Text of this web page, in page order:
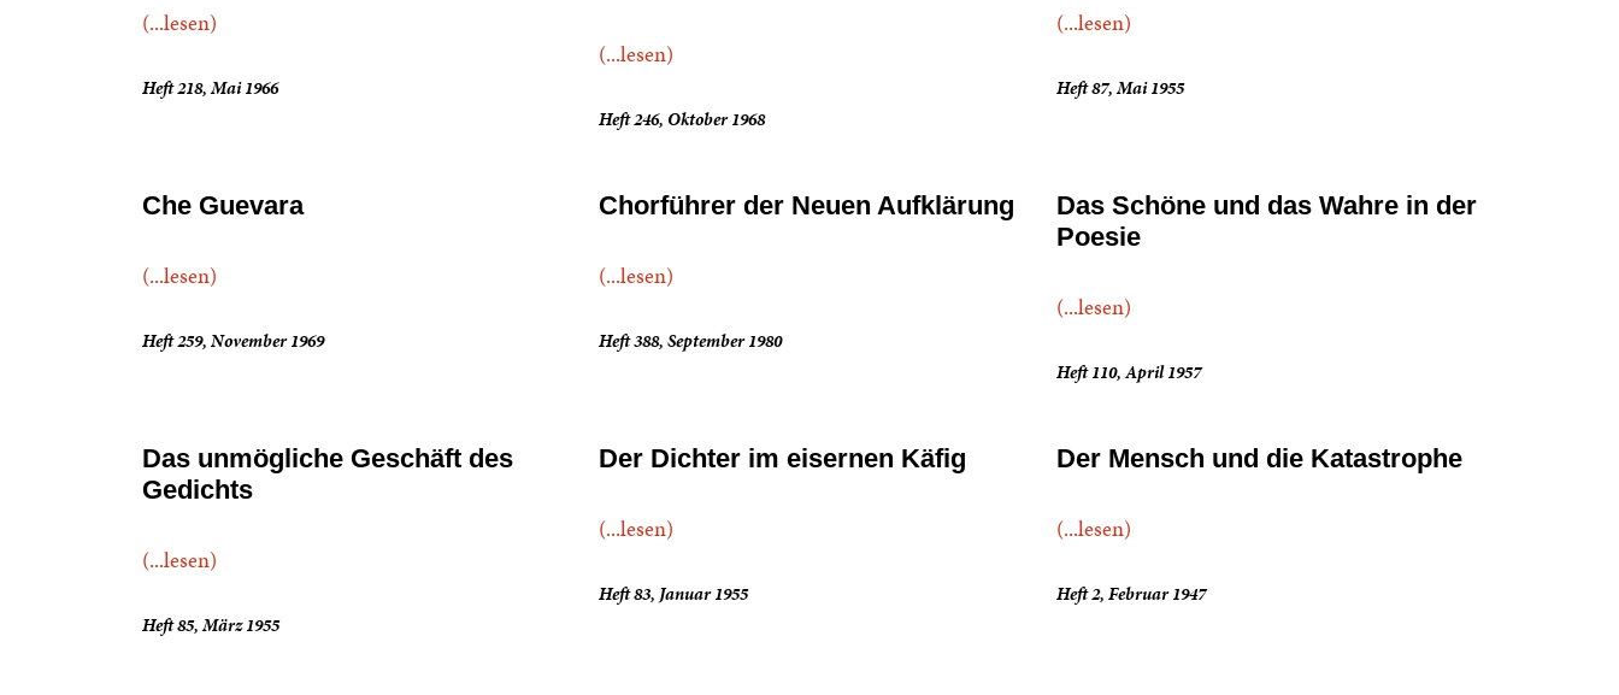
(...lesen)
Heft 218, Mai 1966
(...lesen)
Heft 246, Oktober 1968
(...lesen)
Heft 87, Mai 1955
Che Guevara
(...lesen)
Heft 259, November 1969
Chorführer der Neuen Aufklärung
(...lesen)
Heft 388, September 1980
Das Schöne und das Wahre in der
Poesie
(...lesen)
Heft 110, April 1957
Das unmögliche Geschäft des
Gedichts
(...lesen)
Heft 85, März 1955
Der Dichter im eisernen Käfig
(...lesen)
Heft 83, Januar 1955
Der Mensch und die Katastrophe
(...lesen)
Heft 2, Februar 1947